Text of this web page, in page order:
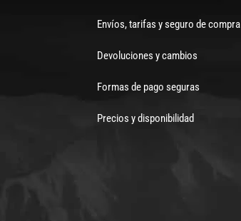
Envíos, tarifas y seguro de compra
Devoluciones y cambios
Formas de pago seguras
Precios y disponibilidad